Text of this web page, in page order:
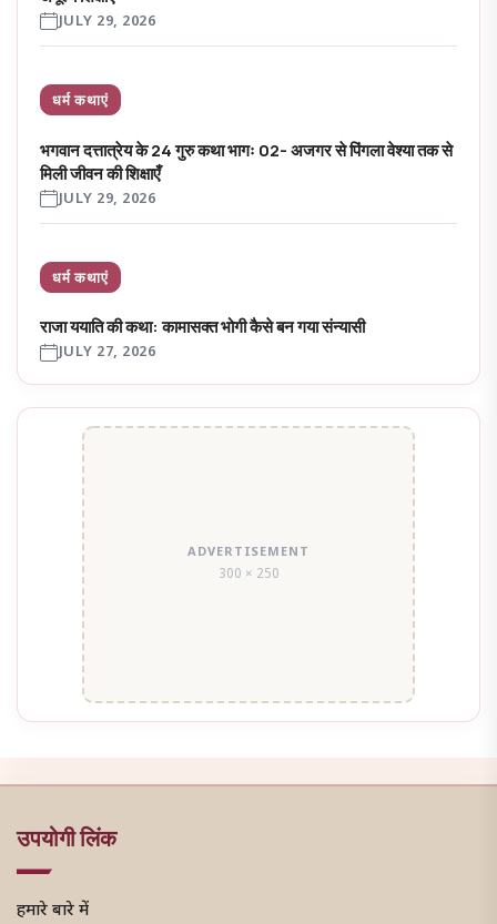
JULY 29, 2026
धर्म कथाएं
भगवान दत्तात्रेय के 24 गुरु कथा भागः 02- अजगर से पिंगला वेश्या तक से
मिली जीवन की शिक्षाएँ
JULY 29, 2026
धर्म कथाएं
राजा ययाति की कथा: कामासक्त भोगी कैसे बन गया संन्यासी
JULY 27, 2026
ADVERTISEMENT
300 × 250
उपयोगी लिंक
हमारे बारे में